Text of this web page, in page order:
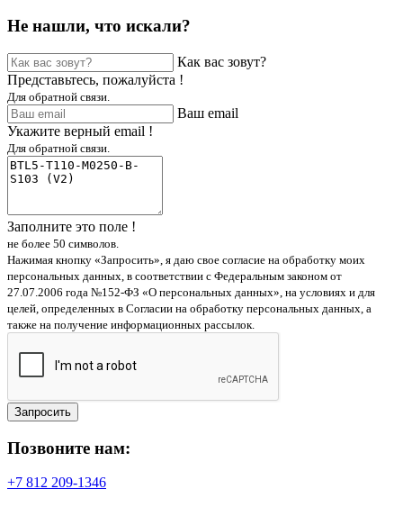
Не нашли, что искали?
Как вас зовут?
Представьтесь, пожалуйста !
Для обратной связи.
Ваш email
Укажите верный email !
Для обратной связи.
Заполните это поле !
не более 50 символов.
Нажимая кнопку «Запросить», я даю свое согласие на обработку моих
персональных данных, в соответствии с Федеральным законом от
27.07.2006 года №152-ФЗ «О персональных данных», на условиях и для
целей, определенных в Согласии на обработку персональных данных, а
также на получение информационных рассылок.
Запросить
Позвоните нам:
+7 812 209-1346